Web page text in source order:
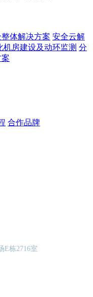
体解决方案 安全云解
机房建设及动环监测 分
合作品牌
E栋2716室